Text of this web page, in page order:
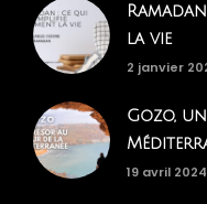
la vie
2 janvier
Gozo,
19 avril 2024